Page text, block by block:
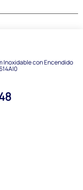
Inoxidable con Encendido